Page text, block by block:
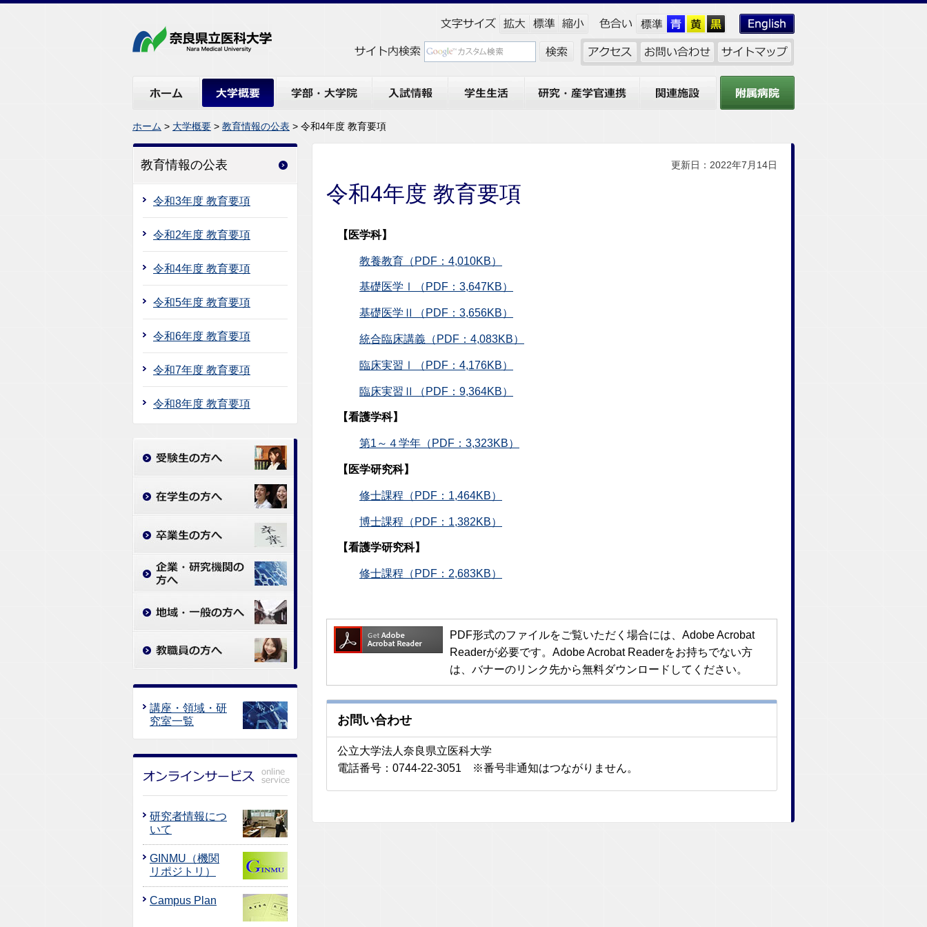
大学概要
ホーム > 大学概要 > 教育情報の公表 > 令和4年度 教育要項
教育情報の公表
令和3年度 教育要項
令和2年度 教育要項
令和4年度 教育要項
令和5年度 教育要項
令和6年度 教育要項
令和7年度 教育要項
令和8年度 教育要項
講座・領域・研
究室一覧
研究者情報につ
いて
GINMU（機関
リポジトリ）
Campus Plan
更新日：2022年7月14日
令和4年度 教育要項
【医学科】
教養教育（PDF：4,010KB）
基礎医学Ⅰ（PDF：3,647KB）
基礎医学Ⅱ（PDF：3,656KB）
統合臨床講義（PDF：4,083KB）
臨床実習Ⅰ（PDF：4,176KB）
臨床実習Ⅱ（PDF：9,364KB）
【看護学科】
第1～４学年（PDF：3,323KB）
【医学研究科】
修士課程（PDF：1,464KB）
博士課程（PDF：1,382KB）
【看護学研究科】
修士課程（PDF：2,683KB）
PDF形式のファイルをご覧いただく場合には、Adobe Acrobat
Readerが必要です。Adobe Acrobat Readerをお持ちでない方
は、バナーのリンク先から無料ダウンロードしてください。
お問い合わせ
公立大学法人奈良県立医科大学
電話番号：0744-22-3051 ※番号非通知はつながりません。